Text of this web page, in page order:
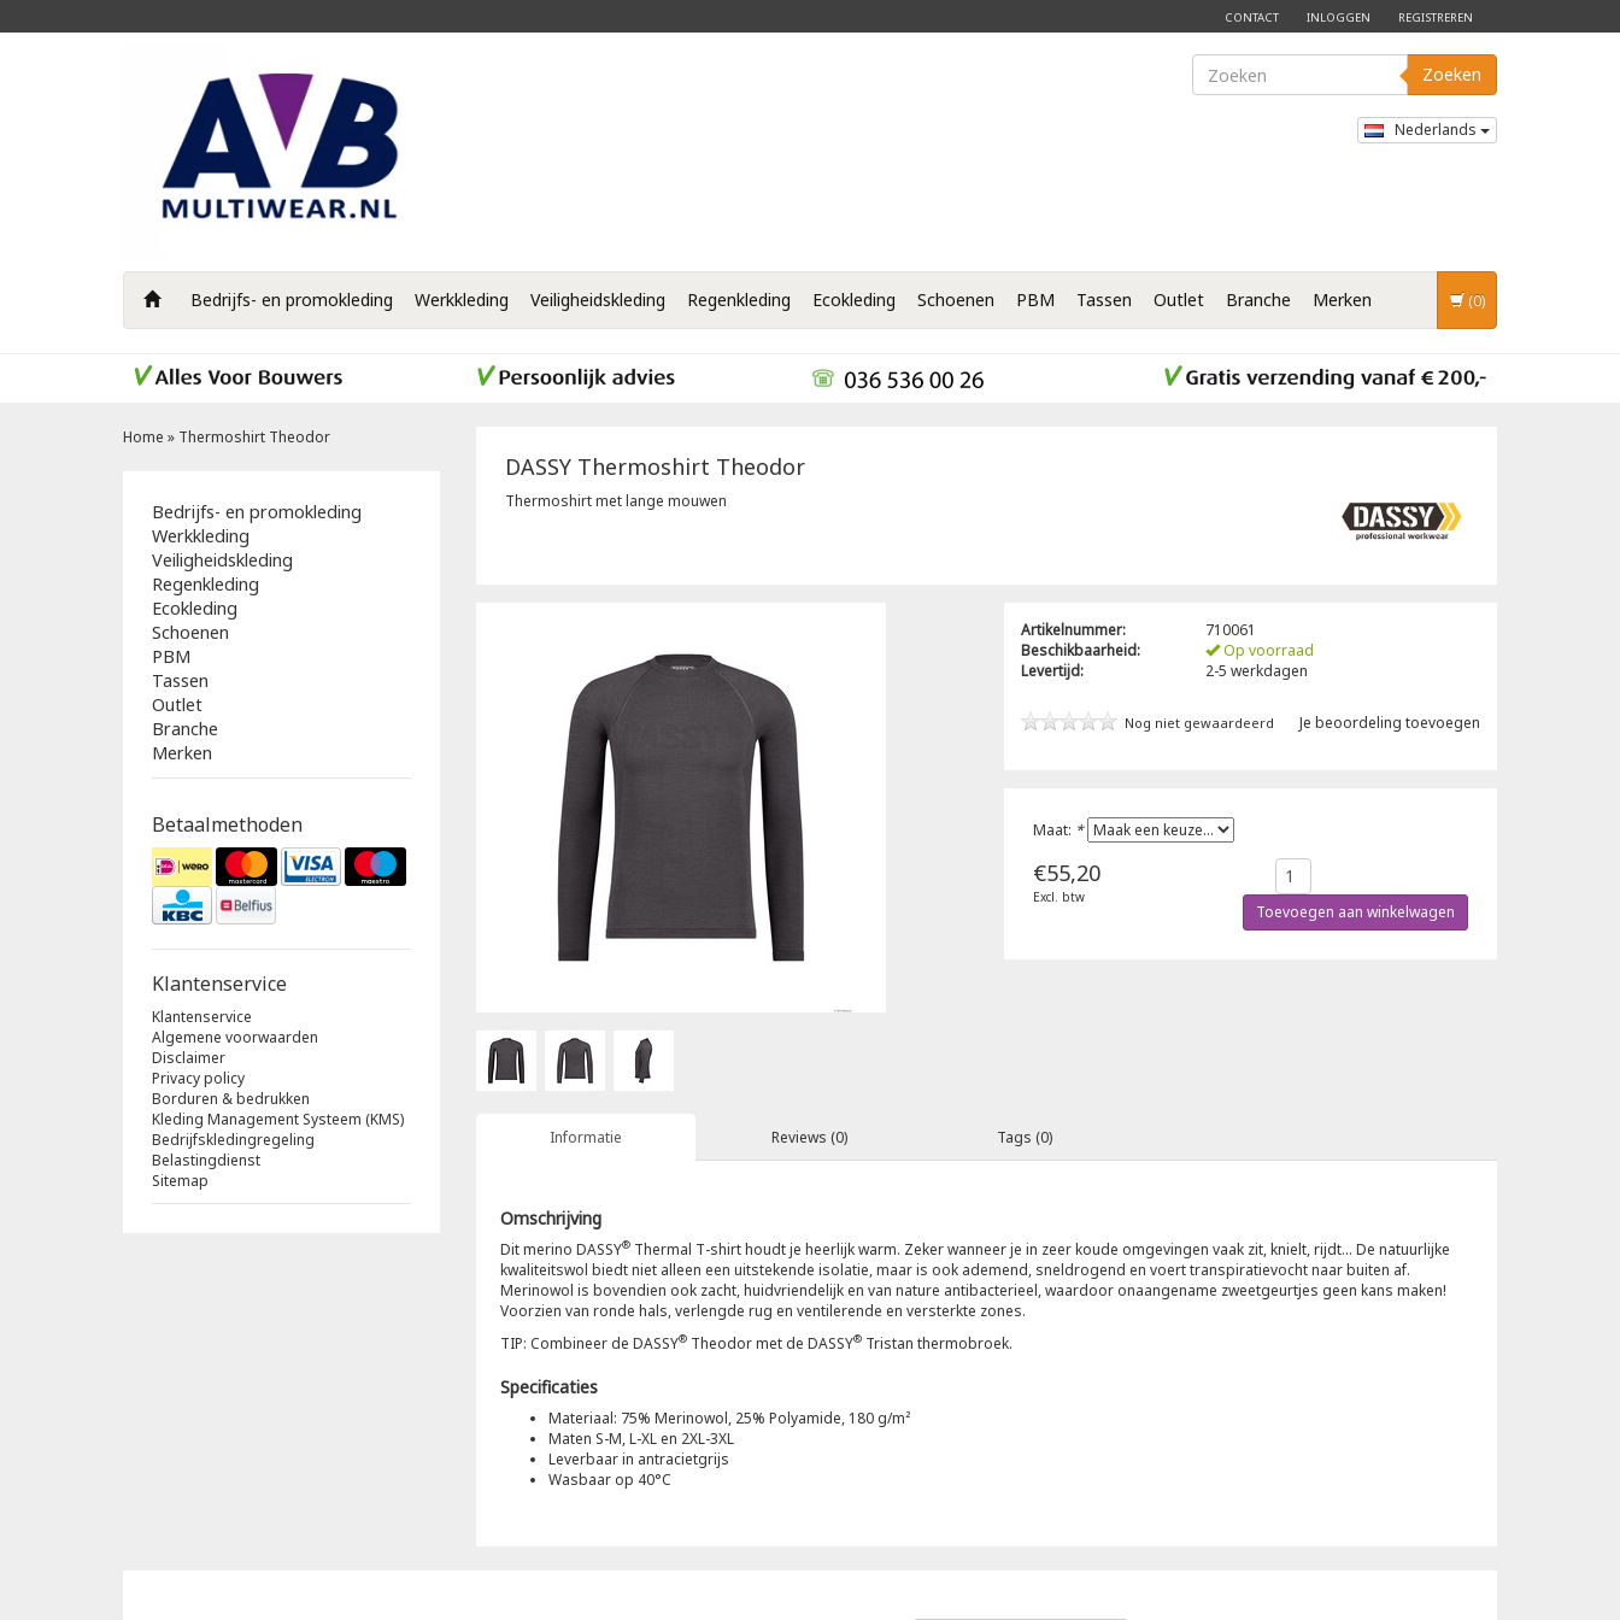
CONTACT INLOGGEN REGISTREREN
Zoeken
Nederlands
Bedrijfs- en promokleding Werkkleding Veiligheidskleding Regenkleding Ecokleding Schoenen PBM Tassen Outlet Branche Merken (0)
Home » Thermoshirt Theodor
Bedrijfs- en promokleding
Werkkleding
Veiligheidskleding
Regenkleding
Ecokleding
Schoenen
PBM
Tassen
Outlet
Branche
Merken
Betaalmethoden
Klantenservice
Klantenservice
Algemene voorwaarden
Disclaimer
Privacy policy
Borduren & bedrukken
Kleding Management Systeem (KMS)
Bedrijfskledingregeling
Belastingdienst
Sitemap
DASSY Thermoshirt Theodor
Thermoshirt met lange mouwen
Artikelnummer:
710061
Beschikbaarheid:
Op voorraad
Levertijd:
2-5 werkdagen
Nog niet gewaardeerd Je beoordeling toevoegen
Maat: *
€55,20
Excl. btw
Informatie Reviews (0) Tags (0)
Omschrijving
Dit merino DASSY®Thermal T-shirt houdt je heerlijk warm. Zeker wanneer je in zeer koude omgevingen vaak zit, knielt, rijdt... De natuurlijke
kwaliteitswol biedt niet alleen een uitstekende isolatie, maar is ook ademend, sneldrogend en voert transpiratievocht naar buiten af.
Merinowol is bovendien ook zacht, huidvriendelijk en van nature antibacterieel, waardoor onaangename zweetgeurtjes geen kans maken!
Voorzien van ronde hals, verlengde rug en ventilerende en versterkte zones.
TIP: Combineer de DASSY®Theodor met de DASSY®Tristan thermobroek.
Specificaties
Materiaal: 75% Merinowol, 25% Polyamide, 180 g/m²
Maten S-M, L-XL en 2XL-3XL
Leverbaar in antracietgrijs
Wasbaar op 40°C